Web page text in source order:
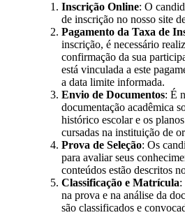
Inscrição Online: O
de inscrição no nosso site
Pagamento da Taxa de
inscrição, é necessário
confirmação da sua
está vinculada a este
a data limite informada.
Envio de Documentos: É
documentação acadêmica
histórico escolar e os
cursadas na instituição de
Prova de Seleção: Os
para avaliar seus
conteúdos estão descritos
Classificação e Matrícula:
na prova e na análise da
são classificados e